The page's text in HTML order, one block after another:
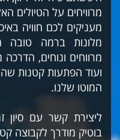
מרוויחים על הטיולים
מעניקים לכם חוויה
מלונות ברמה טובה
מרווחים ונוחים,
ועוד הפתעות קטנות
המוטו שלנו.
ליצירת קשר עם סיון
בוטיק מודרך לקבוצה